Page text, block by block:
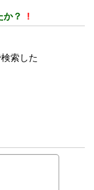
か？ !
索した